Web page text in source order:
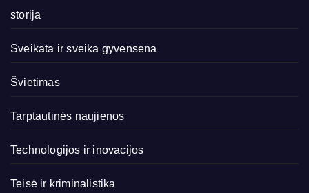
storija
Sveikata ir sveika gyvensena
Švietimas
Tarptautinės naujienos
Technologijos ir inovacijos
Teisė ir kriminalistika